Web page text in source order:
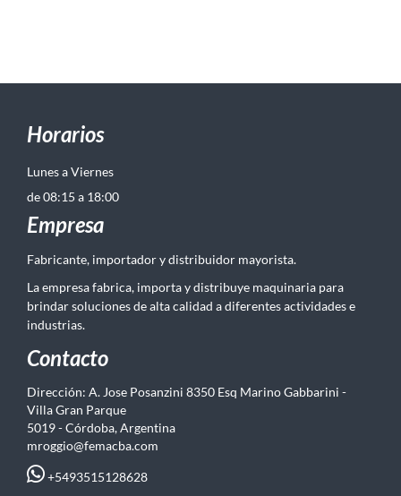
Horarios
Lunes a Viernes
de 08:15 a 18:00
Empresa
Fabricante, importador y distribuidor mayorista.
La empresa fabrica, importa y distribuye maquinaria para
brindar soluciones de alta calidad a diferentes actividades e
industrias.
Contacto
Dirección: A. Jose Posanzini 8350 Esq Marino Gabbarini -
Villa Gran Parque
5019 - Córdoba, Argentina
mroggio@femacba.com
+5493515128628